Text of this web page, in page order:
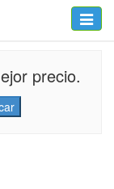
Toggle
precio.